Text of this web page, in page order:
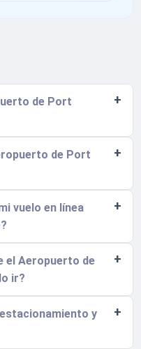
de Port
de Port
vuelo en línea
el Aeropuerto de
ir?
y